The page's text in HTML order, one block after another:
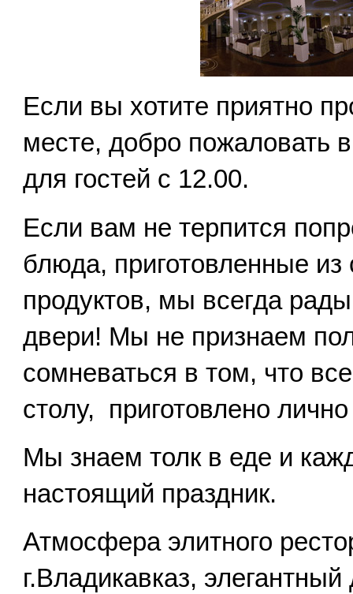
Если вы хотите приятно
месте, добро пожаловать
для гостей с 12.00.
Если вам не терпится
блюда, приготовленные
продуктов, мы всегда
двери! Мы не признаем
сомневаться в том, что
столу, приготовлено
Мы знаем толк в еде и
настоящий праздник.
Атмосфера элитного
г.Владикавказ,